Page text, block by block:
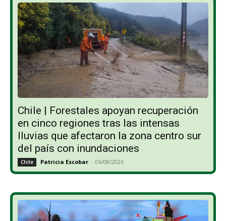
Chile | Forestales apoyan recuperación
en cinco regiones tras las intensas
lluvias que afectaron la zona centro sur
del país con inundaciones
Chile Patricia Escobar - 06/08/2026